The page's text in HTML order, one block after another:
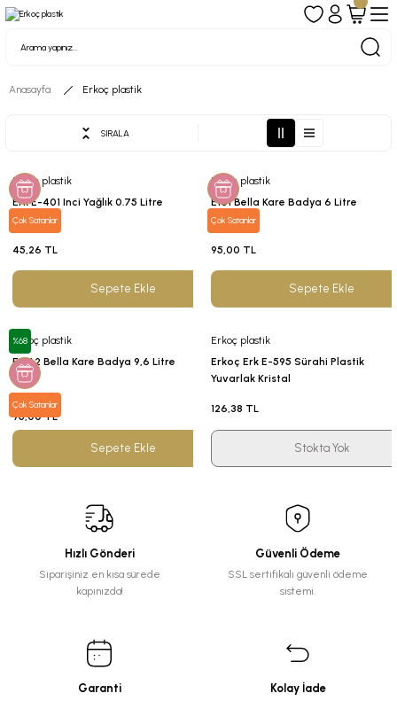
Anasayfa Erkoç plastik
SIRALA
Çok Satanlar
Erkoç plastik
Erk E-401 Inci Yağlık 0.75 Litre
45,26 TL
Sepete Ekle
Çok Satanlar
Erkoç plastik
E161 Bella Kare Badya 6 Litre
95,00 TL
Sepete Ekle
%68
Çok Satanlar
Erkoç plastik
E-162 Bella Kare Badya 9,6 Litre
299,90 TL
95,00 TL
Sepete Ekle
Erkoç plastik
Erkoç Erk E-595 Sürahi Plastik
Yuvarlak Kristal
126,38 TL
Stokta Yok
Hızlı Gönderi
Siparişiniz en kısa sürede
kapınızda!
Güvenli Ödeme
SSL sertifikalı güvenli ödeme
sistemi.
Garanti Kolay İade